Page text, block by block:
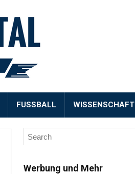
FUSSBALL WISSENSCHAFT
Werbung und Mehr